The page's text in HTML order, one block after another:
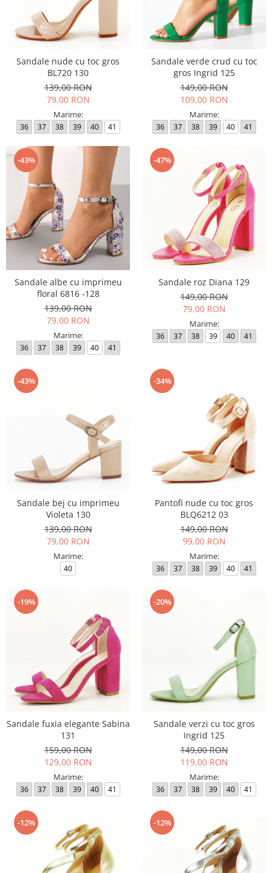
Sandale nude cu toc gros
BL720 130
139,00 RON
79,00 RON
Marime:
36 37 38 39 40 41
Sandale verde crud cu toc
gros Ingrid 125
149,00 RON
109,00 RON
Marime:
36 37 38 39 40 41
-43%
Sandale albe cu imprimeu
floral 6816 -128
139,00 RON
79,00 RON
Marime:
36 37 38 39 40 41
-47%
Sandale roz Diana 129
149,00 RON
79,00 RON
Marime:
36 37 38 39 40 41
-43%
Sandale bej cu imprimeu
Violeta 130
139,00 RON
79,00 RON
Marime:
40
-34%
Pantofi nude cu toc gros
BLQ6212 03
149,00 RON
99,00 RON
Marime:
36 37 38 39 40 41
-19%
Sandale fuxia elegante Sabina
131
159,00 RON
129,00 RON
Marime:
36 37 38 39 40 41
-20%
Sandale verzi cu toc gros
Ingrid 125
149,00 RON
119,00 RON
Marime:
36 37 38 39 40 41
-12% -12%